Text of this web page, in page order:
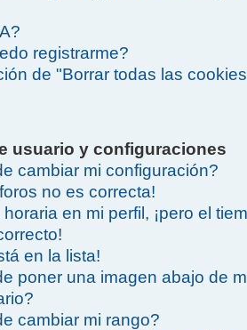
registrarme?
de "Borrar todas las
usuario y configuraciones
cambiar mi configuración?
no es correcta!
en mi perfil, ¡pero el
en la lista!
poner una imagen abajo de
cambiar mi rango?